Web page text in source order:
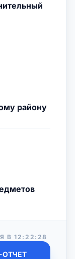
району
В12:22:28
ОТЧЕТ